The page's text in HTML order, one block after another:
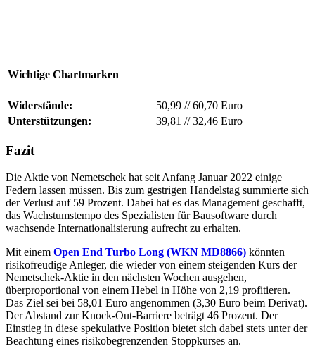
Wichtige Chartmarken
Widerstände: 50,99 //60,70 Euro
Unterstützungen:
39,81 //32,46 Euro
Fazit
Die Aktie von Nemetschek hat seit Anfang Januar 2022 einige
Federn lassen müssen. Bis zum gestrigen Handelstag summierte sich
der Verlust auf 59 Prozent. Dabei hat es das Management geschafft,
das Wachstumstempo des Spezialisten für Bausoftware durch
wachsende Internationalisierung aufrecht zu erhalten.
Mit einem Open End Turbo Long (WKN MD8866) könnten
risikofreudige Anleger, die wieder von einem steigenden Kurs der
Nemetschek-Aktie in den nächsten Wochen ausgehen,
überproportional von einem Hebel in Höhe von 2,19 profitieren.
Das Ziel sei bei 58,01 Euro angenommen (3,30 Euro beim Derivat).
Der Abstand zur Knock-Out-Barriere beträgt 46 Prozent. Der
Einstieg in diese spekulative Position bietet sich dabei stets unter der
Beachtung eines risikobegrenzenden Stoppkurses an.